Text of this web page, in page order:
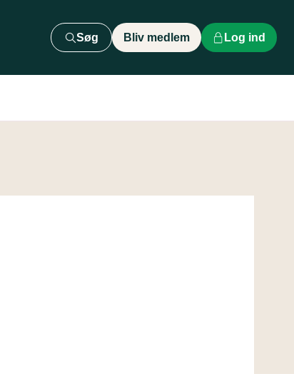
Søg Bliv medlem Log ind